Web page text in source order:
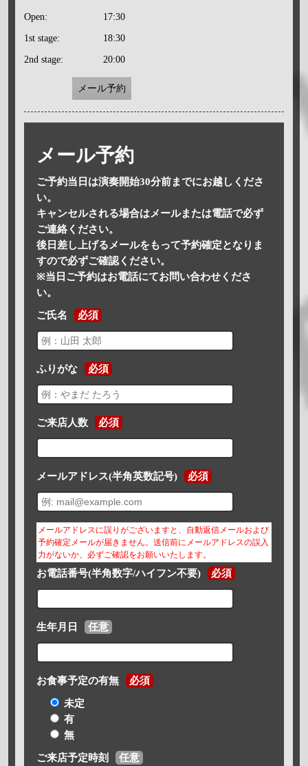
Open: 17:30
1st stage: 18:30
2nd stage: 20:00
メール予約
メール予約
ご予約当日は演奏開始30分前までにお越しくださ
い。
キャンセルされる場合はメールまたは電話で必ず
ご連絡ください。
後日差し上げるメールをもって予約確定となりま
すので必ずご確認ください。
※当日ご予約はお電話にてお問い合わせくださ
い。
ご氏名 必須
ふりがな 必須
ご来店人数 必須
メールアドレス(半角英数記号) 必須
メールアドレスに誤りがございますと、自動返信メールおよび
予約確定メールが届きません。送信前にメールアドレスの誤入
力がないか、必ずご確認をお願いいたします。
お電話番号(半角数字/ハイフン不要) 必須
生年月日 任意
お食事予定の有無 必須
未定
有
無
ご来店予定時刻 任意